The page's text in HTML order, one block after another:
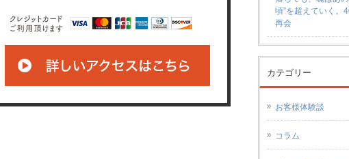
頃”を超えていく。
再会
カテゴリー
お客様体験談
コラム